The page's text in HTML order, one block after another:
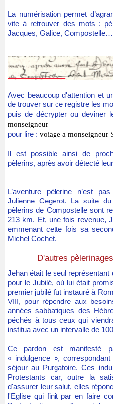
La numérisation permet
vite à retrouver des mots :
Jacques, Galice, Compostelle…
Avec beaucoup d'attention et un peu d'habitude, il est possible
de trouver sur ce registre les
puis de décrypter ou deviner
monseigneur
pour lire : voiage a monseigneur
​Il est possible ainsi de
pèlerins, après avoir détecté
L’aventure pèlerine n’est
Julienne Cegerot. La suite
pèlerins de Compostelle sont
213 km. Et, une fois revenue,
emmenant cette fois sa
Michel Cochet.
D'autres
Jehan était le seul représentant de sa famille à être allé à Rome
pour le Jubilé, où lui était
premier jubilé fut instauré à
VIII, pour répondre aux
années sabbatiques des
péchés à tous ceux qui
institua avec un intervalle de
Ce pardon est manifesté
« indulgence »,
séjour au Purgatoire. Ces
Protestants car, outre la
d'assurer leur salut, elles
l'Eglise qui finit par en faire